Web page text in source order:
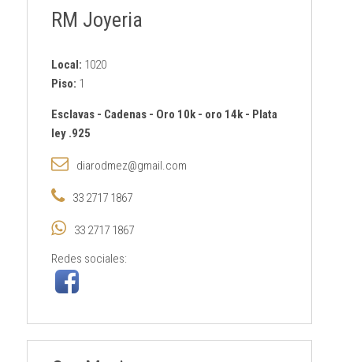
RM Joyeria
Local: 1020
Piso: 1
Esclavas- Cadenas- Oro 10k- oro 14k- Plata
ley .925
diarodmez@gmail.com
33 2717 1867
33 2717 1867
Redes sociales: